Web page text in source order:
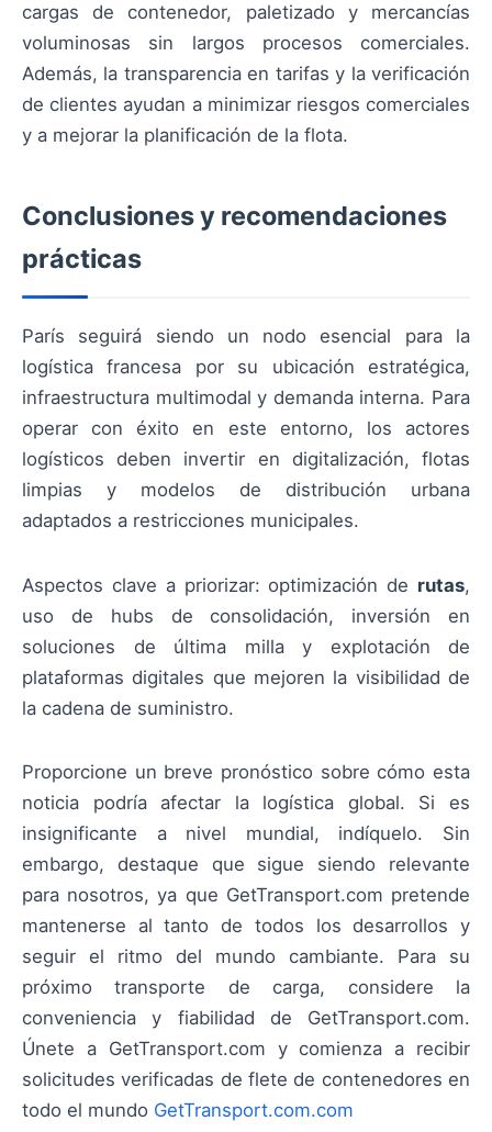
cargas de contenedor, paletizado y mercancías
voluminosas sin largos procesos comerciales.
Además, la transparencia en tarifas y la verificación
de clientes ayudan a minimizar riesgos comerciales
y a mejorar la planificación de la flota.
Conclusiones y recomendaciones
prácticas
París seguirá siendo un nodo esencial para la
logística francesa por su ubicación estratégica,
infraestructura multimodal y demanda interna. Para
operar con éxito en este entorno, los actores
logísticos deben invertir en digitalización, flotas
limpias y modelos de distribución urbana
adaptados a restricciones municipales.
Aspectos clave a priorizar: optimización de rutas,
uso de hubs de consolidación, inversión en
soluciones de última milla y explotación de
plataformas digitales que mejoren la visibilidad de
la cadena de suministro.
Proporcione un breve pronóstico sobre cómo esta
noticia podría afectar la logística global. Si es
insignificante a nivel mundial, indíquelo. Sin
embargo, destaque que sigue siendo relevante
para nosotros, ya que GetTransport.com pretende
mantenerse al tanto de todos los desarrollos y
seguir el ritmo del mundo cambiante. Para su
próximo transporte de carga, considere la
conveniencia y fiabilidad de GetTransport.com.
Únete a GetTransport.com y comienza a recibir
solicitudes verificadas de flete de contenedores en
todo el mundo GetTransport.com.com